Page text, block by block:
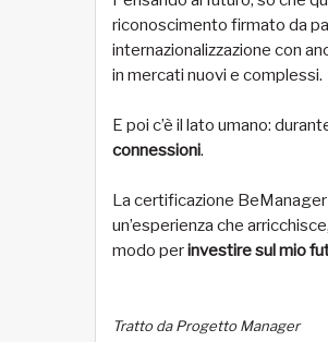
riconoscimento firmato da
internazionalizzazione con
in mercati nuovi e complessi.
E poi c’è il lato umano:
connessioni.
La certificazione
un’esperienza che
modo perinvestire sul mio
Tratto da Progetto Manager